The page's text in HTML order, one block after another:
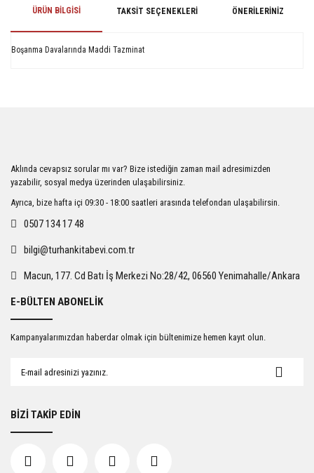
ÜRÜN BILGISI TAKSIT SEÇENEKLERI ÖNERILERINIZ
Boşanma Davalarında Maddi Tazminat
Ürün açıklamasında eksik bilgiler bulunuyor.
Ürün bilgilerinde hatalar bulunuyor.
Ürün fiyatı diğer sitelerden daha pahalı.
Gönder
Aklında cevapsız sorular mı var? Bize istediğin zaman mail adresimizden
yazabilir, sosyal medya üzerinden ulaşabilirsiniz.
Ayrıca, bize hafta içi 09:30 - 18:00 saatleri arasında telefondan ulaşabilirsin.
0507 134 17 48
bilgi@turhankitabevi.com.tr
Macun, 177. Cd Batı İş Merkezi No:28/42, 06560 Yenimahalle/Ankara
E-BÜLTEN ABONELİK
Kampanyalarımızdan haberdar olmak için bültenimize hemen kayıt olun.
BİZİ TAKİP EDİN